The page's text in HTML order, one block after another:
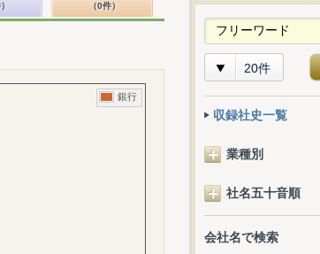
（0件）
20件
収録社史一覧
業種別
社名五十音順
会社名で検索